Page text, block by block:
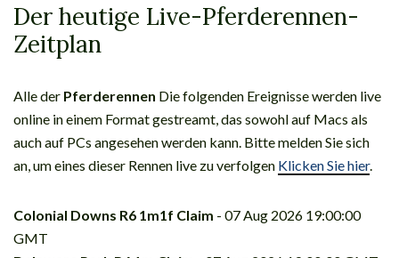
Der heutige Live-Pferderennen-
Zeitplan
Alle der Pferderennen Die folgenden Ereignisse werden live
online in einem Format gestreamt, das sowohl auf Macs als
auch auf PCs angesehen werden kann. Bitte melden Sie sich
an, um eines dieser Rennen live zu verfolgen Klicken Sie hier.
Colonial Downs R6 1m1f Claim - 07 Aug 2026 19:00:00
GMT